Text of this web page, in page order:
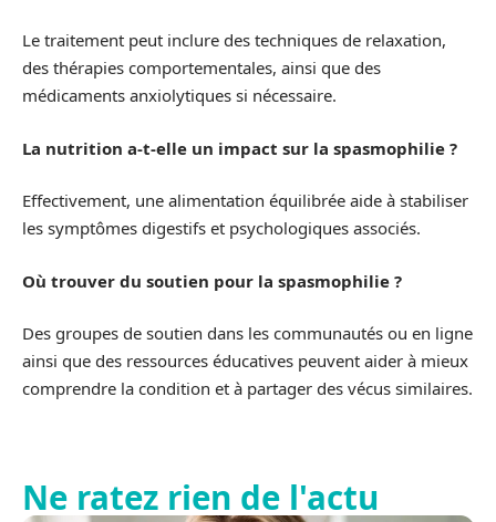
Le traitement peut inclure des techniques de relaxation,
des thérapies comportementales, ainsi que des
médicaments anxiolytiques si nécessaire.
La nutrition a-t-elle un impact sur la spasmophilie ?
Effectivement, une alimentation équilibrée aide à stabiliser
les symptômes digestifs et psychologiques associés.
Où trouver du soutien pour la spasmophilie ?
Des groupes de soutien dans les communautés ou en ligne
ainsi que des ressources éducatives peuvent aider à mieux
comprendre la condition et à partager des vécus similaires.
Ne ratez rien de l'actu